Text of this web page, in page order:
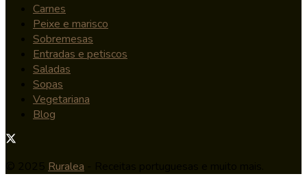
Carnes
Peixe e marisco
Sobremesas
Entradas e petiscos
Saladas
Sopas
Vegetariana
Blog
Ruralea